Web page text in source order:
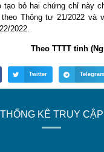
tạo bỏ hai chứng chỉ này
Thông tư 21/2022 và
2022.
Theo TTTT tỉnh
Twitter Telegram
THỐNG KÊ TRUY CẬP